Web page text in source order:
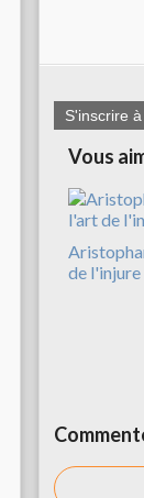
S'inscrire
Vous
de l'injure